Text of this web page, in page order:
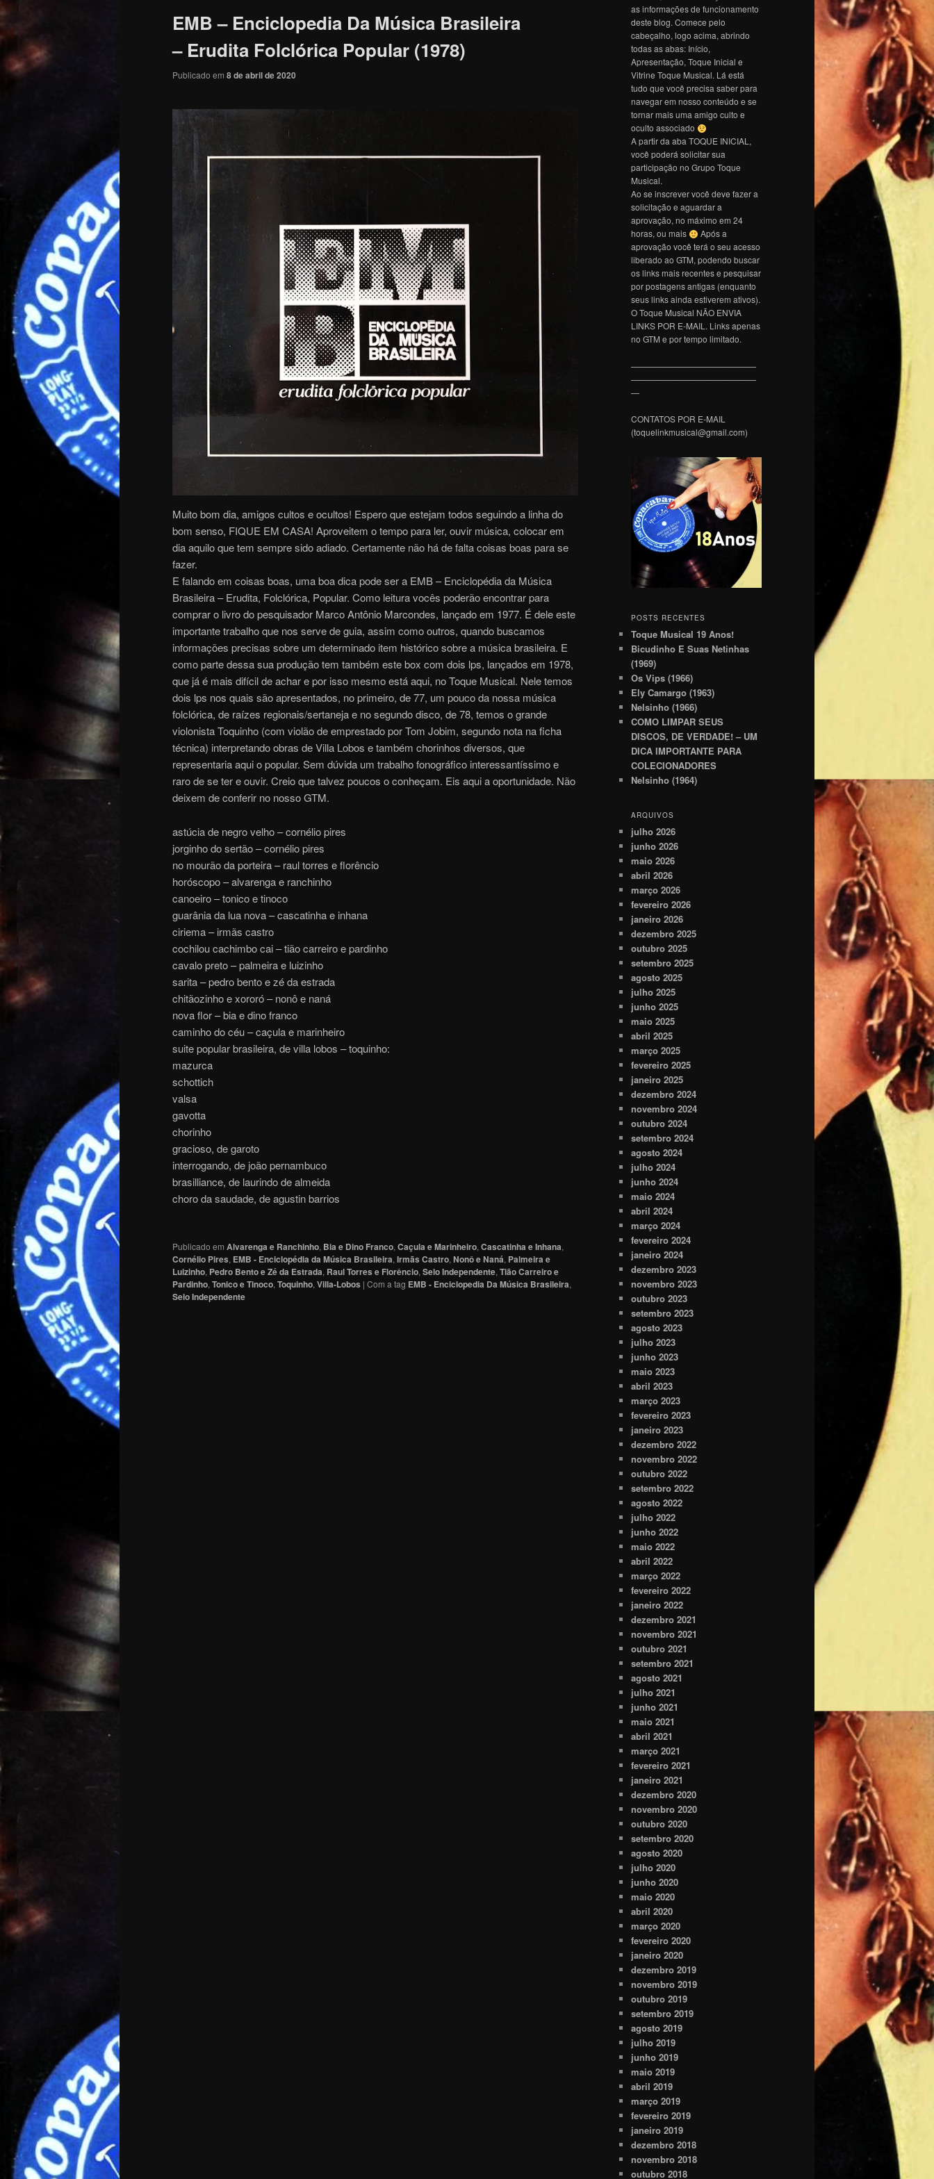
EMB – Enciclopedia Da Música Brasileira
– Erudita Folclórica Popular (1978)
Publicado em 8 de abril de 2020
Muito bom dia, amigos cultos e ocultos! Espero que estejam todos seguindo a linha do
bom senso, FIQUE EM CASA! Aproveitem o tempo para ler, ouvir música, colocar em
dia aquilo que tem sempre sido adiado. Certamente não há de falta coisas boas para se
fazer.
E falando em coisas boas, uma boa dica pode ser a EMB – Enciclopédia da Música
Brasileira – Erudita, Folclórica, Popular. Como leitura vocês poderão encontrar para
comprar o livro do pesquisador Marco Antônio Marcondes, lançado em 1977. É dele este
importante trabalho que nos serve de guia, assim como outros, quando buscamos
informações precisas sobre um determinado item histórico sobre a música brasileira. E
como parte dessa sua produção tem também este box com dois lps, lançados em 1978,
que já é mais difícil de achar e por isso mesmo está aqui, no Toque Musical. Nele temos
dois lps nos quais são apresentados, no primeiro, de 77, um pouco da nossa música
folclórica, de raízes regionais/sertaneja e no segundo disco, de 78, temos o grande
violonista Toquinho (com violão de emprestado por Tom Jobim, segundo nota na ficha
técnica) interpretando obras de Villa Lobos e também chorinhos diversos, que
representaria aqui o popular. Sem dúvida um trabalho fonográfico interessantíssimo e
raro de se ter e ouvir. Creio que talvez poucos o conheçam. Eis aqui a oportunidade. Não
deixem de conferir no nosso GTM.
astúcia de negro velho – cornélio pires
jorginho do sertão – cornélio pires
no mourão da porteira – raul torres e florêncio
horóscopo – alvarenga e ranchinho
canoeiro – tonico e tinoco
guarânia da lua nova – cascatinha e inhana
ciriema – irmãs castro
cochilou cachimbo cai – tião carreiro e pardinho
cavalo preto – palmeira e luizinho
sarita – pedro bento e zé da estrada
chitãozinho e xororó – nonô e naná
nova flor – bia e dino franco
caminho do céu – caçula e marinheiro
suite popular brasileira, de villa lobos – toquinho:
mazurca
schottich
valsa
gavotta
chorinho
gracioso, de garoto
interrogando, de joão pernambuco
brasilliance, de laurindo de almeida
choro da saudade, de agustin barrios
Publicado em Alvarenga e Ranchinho, Bia e Dino Franco, Caçula e Marinheiro, Cascatinha e Inhana,
Cornélio Pires, EMB - Enciclopédia da Música Brasileira, Irmãs Castro, Nonô e Naná, Palmeira e
Luizinho, Pedro Bento e Zé da Estrada, Raul Torres e Florêncio, Selo Independente, Tião Carreiro e
Pardinho, Tonico e Tinoco, Toquinho, Villa-Lobos | Com a tag EMB - Enciclopedia Da Música Brasileira,
Selo Independente
as informações de funcionamento
deste blog. Comece pelo
cabeçalho, logo acima, abrindo
todas as abas: Início,
Apresentação, Toque Inicial e
Vitrine Toque Musical. Lá está
tudo que você precisa saber para
navegar em nosso conteúdo e se
tornar mais uma amigo culto e
oculto associado
A partir da aba TOQUE INICIAL,
você poderá solicitar sua
participação no Grupo Toque
Musical.
Ao se inscrever você deve fazer a
solicitação e aguardar a
aprovação, no máximo em 24
horas, ou mais
Após a
aprovação você terá o seu acesso
liberado ao GTM, podendo buscar
os links mais recentes e pesquisar
por postagens antigas (enquanto
seus links ainda estiverem ativos).
O Toque Musical NÃO ENVIA
LINKS POR E-MAIL. Links apenas
no GTM e por tempo limitado.
———————————————
———————————————
—
CONTATOS POR E-MAIL
(toquelinkmusical@gmail.com)
POSTS RECENTES
Toque Musical 19 Anos!
Bicudinho E Suas Netinhas
(1969)
Os Vips (1966)
Ely Camargo (1963)
Nelsinho (1966)
COMO LIMPAR SEUS
DISCOS, DE VERDADE! – UM
DICA IMPORTANTE PARA
COLECIONADORES
Nelsinho (1964)
ARQUIVOS
julho 2026
junho 2026
maio 2026
abril 2026
março 2026
fevereiro 2026
janeiro 2026
dezembro 2025
outubro 2025
setembro 2025
agosto 2025
julho 2025
junho 2025
maio 2025
abril 2025
março 2025
fevereiro 2025
janeiro 2025
dezembro 2024
novembro 2024
outubro 2024
setembro 2024
agosto 2024
julho 2024
junho 2024
maio 2024
abril 2024
março 2024
fevereiro 2024
janeiro 2024
dezembro 2023
novembro 2023
outubro 2023
setembro 2023
agosto 2023
julho 2023
junho 2023
maio 2023
abril 2023
março 2023
fevereiro 2023
janeiro 2023
dezembro 2022
novembro 2022
outubro 2022
setembro 2022
agosto 2022
julho 2022
junho 2022
maio 2022
abril 2022
março 2022
fevereiro 2022
janeiro 2022
dezembro 2021
novembro 2021
outubro 2021
setembro 2021
agosto 2021
julho 2021
junho 2021
maio 2021
abril 2021
março 2021
fevereiro 2021
janeiro 2021
dezembro 2020
novembro 2020
outubro 2020
setembro 2020
agosto 2020
julho 2020
junho 2020
maio 2020
abril 2020
março 2020
fevereiro 2020
janeiro 2020
dezembro 2019
novembro 2019
outubro 2019
setembro 2019
agosto 2019
julho 2019
junho 2019
maio 2019
abril 2019
março 2019
fevereiro 2019
janeiro 2019
dezembro 2018
novembro 2018
outubro 2018